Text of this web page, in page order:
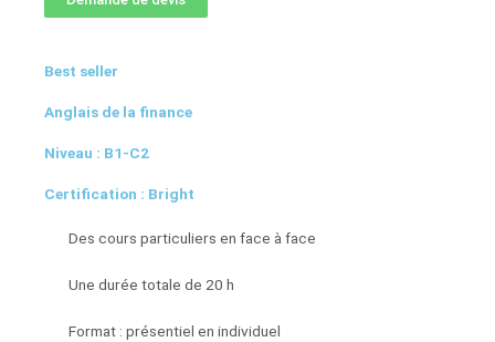
Best seller
Anglais de la finance
Niveau : B1-C2
Certification : Bright
Des cours particuliers en face à face
Une durée totale de 20 h
Format : présentiel en individuel